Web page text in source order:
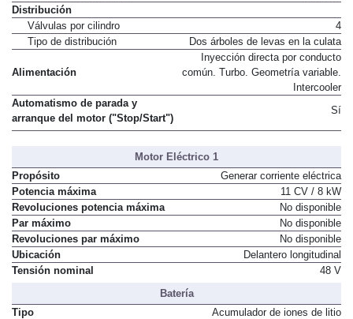
Relación de compresión
Distribución
Válvulas por cilindro
4
Dos árboles de levas en la culata
Inyección directa por conducto
común. Turbo. Geometría variable.
Automatismo de parada y
arranque del motor ("Stop/Start")
Motor Eléctrico 1
Propósito
Generar corriente eléctrica
Potencia máxima
11 CV / 8 kW
Revoluciones potencia máxima
No disponible
Par máximo
No disponible
Revoluciones par máximo
No disponible
Ubicación
Delantero longitudinal
Batería